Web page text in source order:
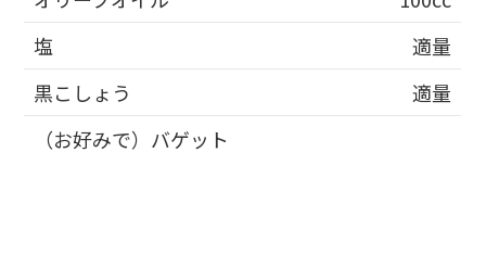
塩
適量
黒こしょう
適量
（お好みで）バゲット